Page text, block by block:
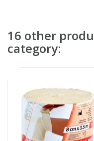
16 other
category: